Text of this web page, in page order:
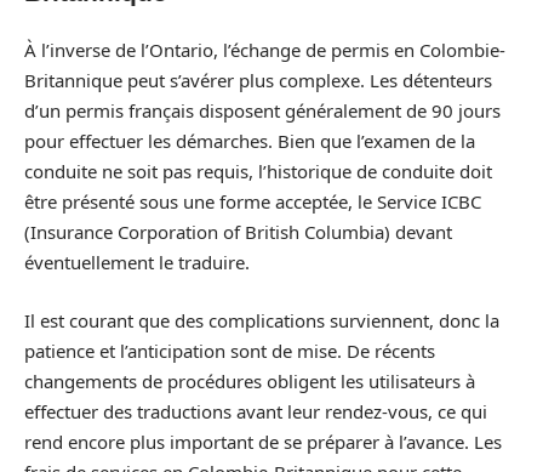
À l’inverse de l’Ontario, l’échange de permis en Colombie-
Britannique peut s’avérer plus complexe. Les détenteurs
d’un permis français disposent généralement de 90 jours
pour effectuer les démarches. Bien que l’examen de la
conduite ne soit pas requis, l’historique de conduite doit
être présenté sous une forme acceptée, le Service ICBC
(Insurance Corporation of British Columbia) devant
éventuellement le traduire.
Il est courant que des complications surviennent, donc la
patience et l’anticipation sont de mise. De récents
changements de procédures obligent les utilisateurs à
effectuer des traductions avant leur rendez-vous, ce qui
rend encore plus important de se préparer à l’avance. Les